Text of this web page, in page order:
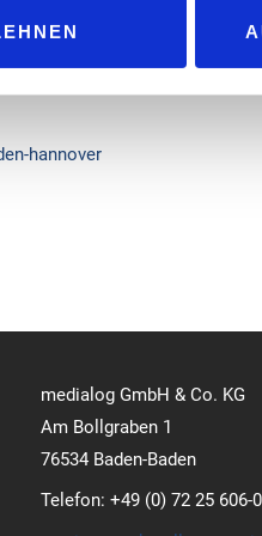
rund 700 LNG-Lkw mit dem
Tonnen CO2. Das
Bereich – ist darüber
hannover
medialog GmbH & Co. KG
Am Bollgraben 1
76534 Baden-Baden
Telefon: +49 (0) 72 25 606-